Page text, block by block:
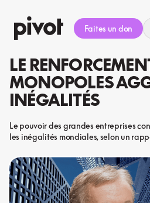
au
contenu
Faites un don
LE
MONOPOLES
INÉGALITÉS
Le pouvoir des grandes entreprises
les inégalités mondiales, selon un